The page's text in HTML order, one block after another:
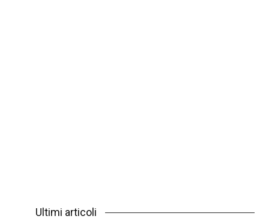
Ultimi articoli